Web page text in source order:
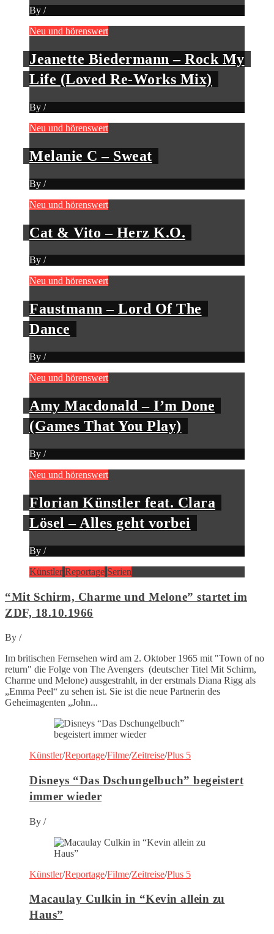
By /
Neu und hörenswert
Jeanette Biedermann – Rock My
Life (Loved Re-Works Mix)
By /
Neu und hörenswert
Melanie C – Sweat
By /
Neu und hörenswert
Cat & Vito – Herz K.O.
By /
Neu und hörenswert
Faustmann – Lord Of The
Dance
By /
Neu und hörenswert
Amy Macdonald – I’m Done
(Games That You Play)
By /
Neu und hörenswert
Florian Künstler feat. Clara
Lösel – Alles geht vorbei
By /
Künstler Reportage Serien
“Mit Schirm, Charme und Melone” startet im
ZDF, 18.10.1966
By /
Im britischen Fernsehen wird am 2. Oktober 1965 mit "Town of no
return" die Folge von The Avengers (deutscher Titel Mit Schirm,
Charme und Melone) ausgestrahlt, in der erstmals Diana Rigg als
„Emma Peel“ zu sehen ist. Sie ist die neue Partnerin des
Geheimagenten „John...
Künstler/Reportage/Filme/Zeitreise/Plus 5
Disneys “Das Dschungelbuch” begeistert
immer wieder
By /
Künstler/Reportage/Filme/Zeitreise/Plus 5
Macaulay Culkin in “Kevin allein zu
Haus”